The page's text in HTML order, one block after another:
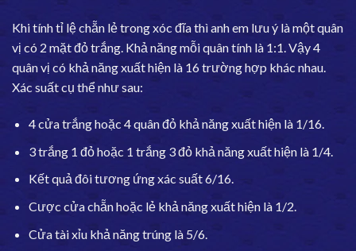
Khi tính tỉ lệ chẵn lẻ trong xóc đĩa thì anh em lưu ý là một quân
vị có 2 mặt đỏ trắng. Khả năng mỗi quân tính là 1:1. Vậy 4
quân vị có khả năng xuất hiện là 16 trường hợp khác nhau.
Xác suất cụ thể như sau:
4 cửa trắng hoặc 4 quân đỏ khả năng xuất hiện là 1/16.
3 trắng 1 đỏ hoặc 1 trắng 3 đỏ khả năng xuất hiện là 1/4.
Kết quả đôi tương ứng xác suất 6/16.
Cược cửa chẵn hoặc lẻ khả năng xuất hiện là 1/2.
Cửa tài xỉu khả năng trúng là 5/6.